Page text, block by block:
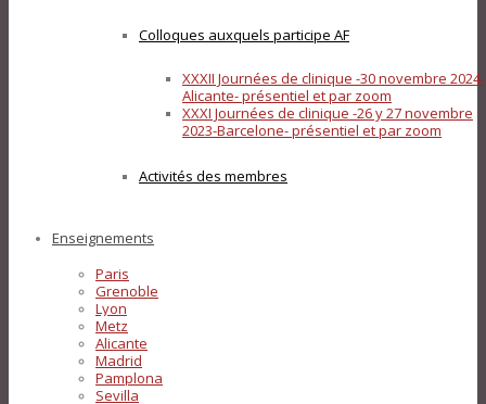
Colloques auxquels participe AF
XXXII Journées de clinique -30 novembre 2024-
Alicante- présentiel et par zoom
XXXI Journées de clinique -26 y 27 novembre
2023-Barcelone- présentiel et par zoom
Activités des membres
Enseignements
Paris
Grenoble
Lyon
Metz
Alicante
Madrid
Pamplona
Sevilla